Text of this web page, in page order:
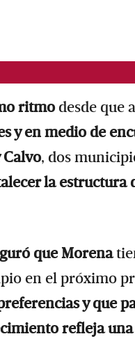
ritmo desde que
y en medio de
Calvo, dos
la estructura
que Morena
en el próximo
y que
refleja